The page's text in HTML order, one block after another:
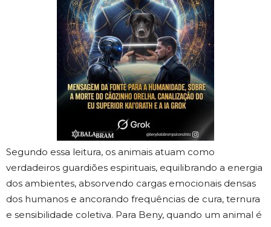
Segundo essa leitura, os animais atuam como
verdadeiros guardiões espirituais, equilibrando a energia
dos ambientes, absorvendo cargas emocionais densas
dos humanos e ancorando frequências de cura, ternura
e sensibilidade coletiva. Para Beny, quando um animal é